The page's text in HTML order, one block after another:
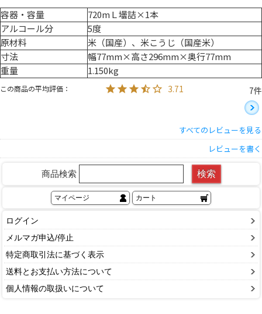
容器・容量
720mＬ壜詰×1本
アルコール分
5度
原材料
米（国産）、米こうじ（国産米）
寸法
幅77mm×高さ296mm×奥行77mm
重量
1.150kg
3.71 7
ひろりん 1 購入者
投稿日
2025/02/08
すべてのレビューを見る
レビューを書く
商品検索 検索
マイページ カート
ログイン
メルマガ申込/停止
特定商取引法に基づく表示
送料とお支払い方法について
個人情報の取扱いについて